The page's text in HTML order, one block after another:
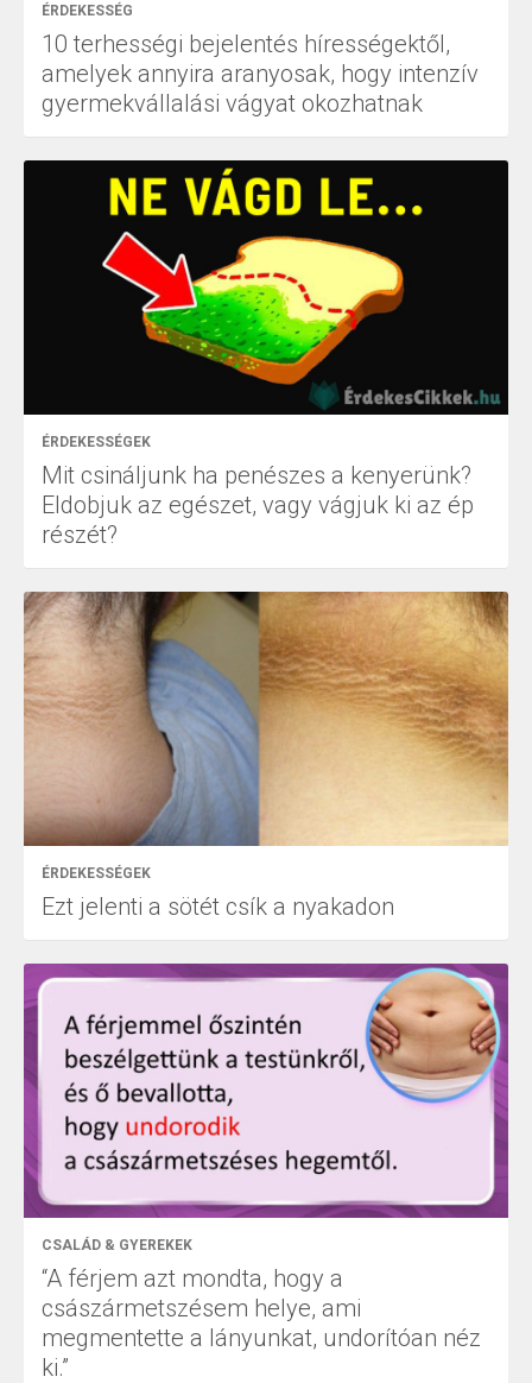
ÉRDEKESSÉG
10 terhességi bejelentés hírességektől,
amelyek annyira aranyosak, hogy intenzív
gyermekvállalási vágyat okozhatnak
ÉRDEKESSÉGEK
Mit csináljunk ha penészes a kenyerünk?
Eldobjuk az egészet, vagy vágjuk ki az ép
részét?
ÉRDEKESSÉGEK
Ezt jelenti a sötét csík a nyakadon
CSALÁD & GYEREKEK
“A férjem azt mondta, hogy a
császármetszésem helye, ami
megmentette a lányunkat, undorítóan néz
ki.”